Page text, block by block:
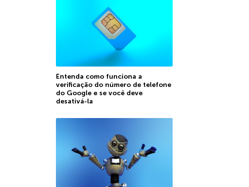
Entenda como funciona a
verificação do número de telefone
do Google e se você deve
desativá-la